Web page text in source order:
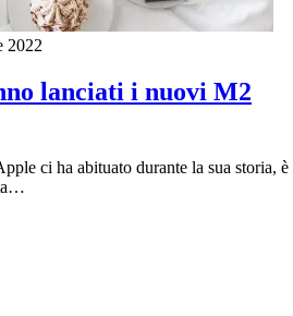
2022
lanciati i nuovi M2
ci ha abituato durante la sua storia, è